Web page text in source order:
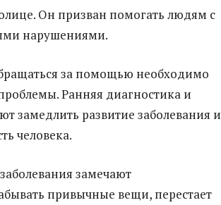
Он призван помогать людям с
нарушениями.
за помощью необходимо
Ранняя диагностика и
замедлить развитие заболевания и
человека.
замечают
привычные вещи, перестает